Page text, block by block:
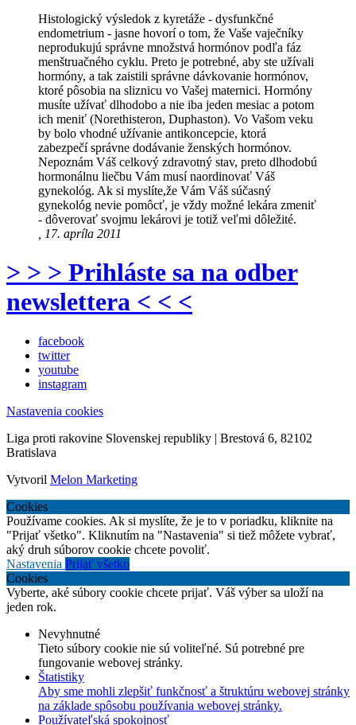
Histologický výsledok z kyretáže - dysfunkčné
endometrium - jasne hovorí o tom, že Vaše vaječníky
neprodukujú správne množstvá hormónov podľa fáz
menštruačného cyklu. Preto je potrebné, aby ste užívali
hormóny, a tak zaistili správne dávkovanie hormónov,
ktoré pôsobia na sliznicu vo Vašej maternici. Hormóny
musíte užívať dlhodobo a nie iba jeden mesiac a potom
ich meniť (Norethisteron, Duphaston). Vo Vašom veku
by bolo vhodné užívanie antikoncepcie, ktorá
zabezpečí správne dodávanie ženských hormónov.
Nepoznám Váš celkový zdravotný stav, preto dlhodobú
hormonálnu liečbu Vám musí naordinovať Váš
gynekológ. Ak si myslíte,že Vám Váš súčasný
gynekológ nevie pomôcť, je vždy možné lekára zmeniť
- dôverovať svojmu lekárovi je totiž veľmi dôležité.
, 17. apríla 2011
> > > Prihláste sa na odber
newslettera < < <
facebook
twitter
youtube
instagram
Nastavenia cookies
Liga proti rakovine Slovenskej republiky | Brestová 6, 82102
Bratislava
Vytvoril Melon Marketing
Cookies
Používame cookies. Ak si myslíte, že je to v poriadku, kliknite na
"Prijať všetko". Kliknutím na "Nastavenia" si tiež môžete vybrať,
aký druh súborov cookie chcete povoliť.
Nastavenia Prijať všetko
Cookies
Vyberte, aké súbory cookie chcete prijať. Váš výber sa uloží na
jeden rok.
Nevyhnutné
Tieto súbory cookie nie sú voliteľné. Sú potrebné pre
fungovanie webovej stránky.
Štatistiky
Aby sme mohli zlepšiť funkčnosť a štruktúru webovej stránky
na základe spôsobu používania webovej stránky.
Používateľská spokojnosť